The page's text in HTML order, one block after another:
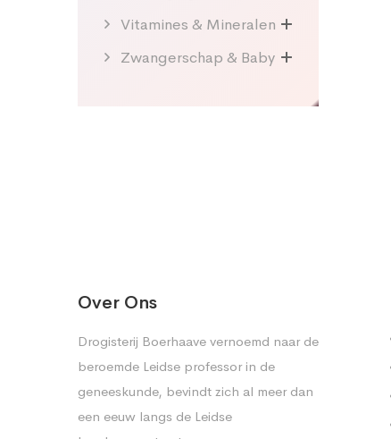
Vitamines & Mineralen
Zwangerschap & Baby
Over Ons
Drogisterij Boerhaave vernoemd naar de
beroemde Leidse professor in de
geneeskunde, bevindt zich al meer dan
een eeuw langs de Leidse